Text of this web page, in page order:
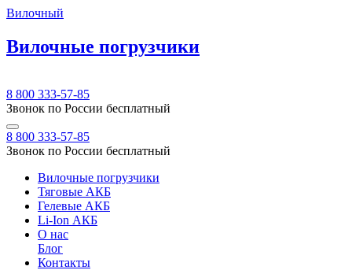
Вилочный
Вилочные погрузчики
8 800 333-57-85
Звонок по России бесплатный
8 800 333-57-85
Звонок по России бесплатный
Вилочные погрузчики
Тяговые АКБ
Гелевые АКБ
Li-Ion АКБ
О нас
Блог
Контакты